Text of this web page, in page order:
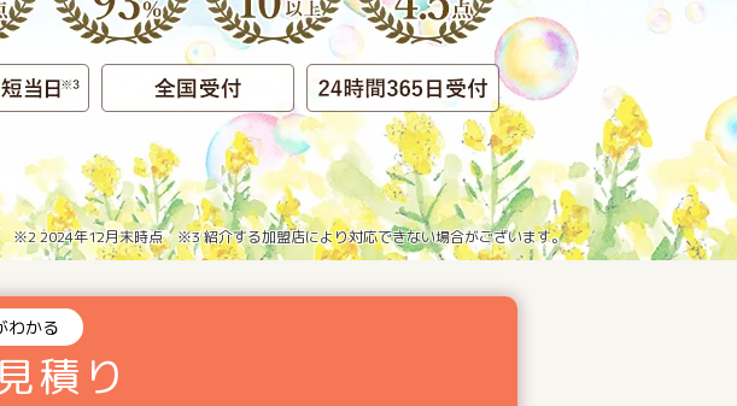
※2 2024年12月末時点 ※3 紹介する加盟店により対応できない場合がございます。
わかる
積り